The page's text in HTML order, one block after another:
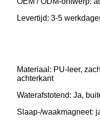
Levertijd: 3-5
Materiaal: PU-leer,
achterkant
Waterafstotend: Ja,
Slaap-/waakmagneet: